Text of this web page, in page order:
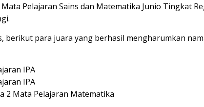
Pelajaran Sains dan Matematika Junio Tingkat
berikut para juara yang berhasil mengharumkan
IPA
IPA
2 Mata Pelajaran Matematika